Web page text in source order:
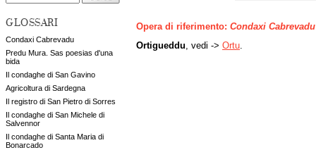
GLOSSARI
Condaxi Cabrevadu
Predu Mura. Sas poesias d'una
bida
Il condaghe di San Gavino
Agricoltura di Sardegna
Il registro di San Pietro di Sorres
Il condaghe di San Michele di
Salvennor
Il condaghe di Santa Maria di
Bonarcado
Opera di riferimento: Condaxi Cabrevadu
Ortigueddu , vedi -> Ortu